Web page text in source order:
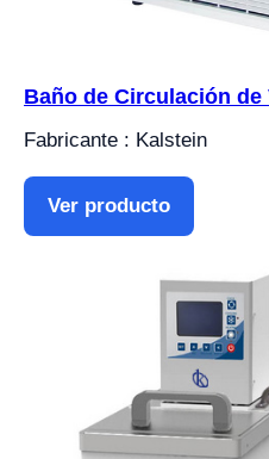
Baño de Circulación
Fabricante : Kalstein
Ver producto